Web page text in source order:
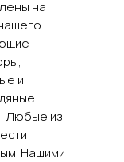
на
и
Любые из
Нашими